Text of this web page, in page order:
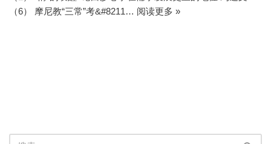
（6） 摩尼教“三常”考&#8211… 阅读更多 »